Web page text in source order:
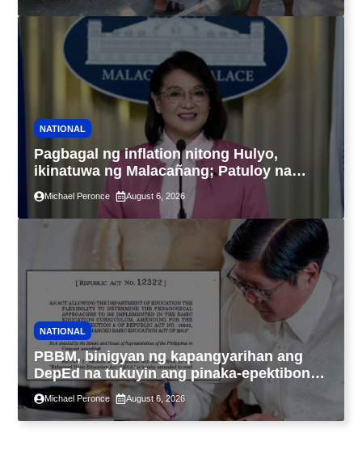
NATIONAL
Pagbagal ng inflation nitong Hulyo,
ikinatuwa ng Malacañang; Patuloy na
nakatutok sa banta sa seguridad sa
pagkain, enerhiya
Michael Peronce August 6, 2026
NATIONAL
PBBM, binigyan ng kapangyarihan ang
DepEd na tukuyin ang pinaka-epektibong
paraan ng pagtuturo sa K-12
Michael Peronce August 6, 2026